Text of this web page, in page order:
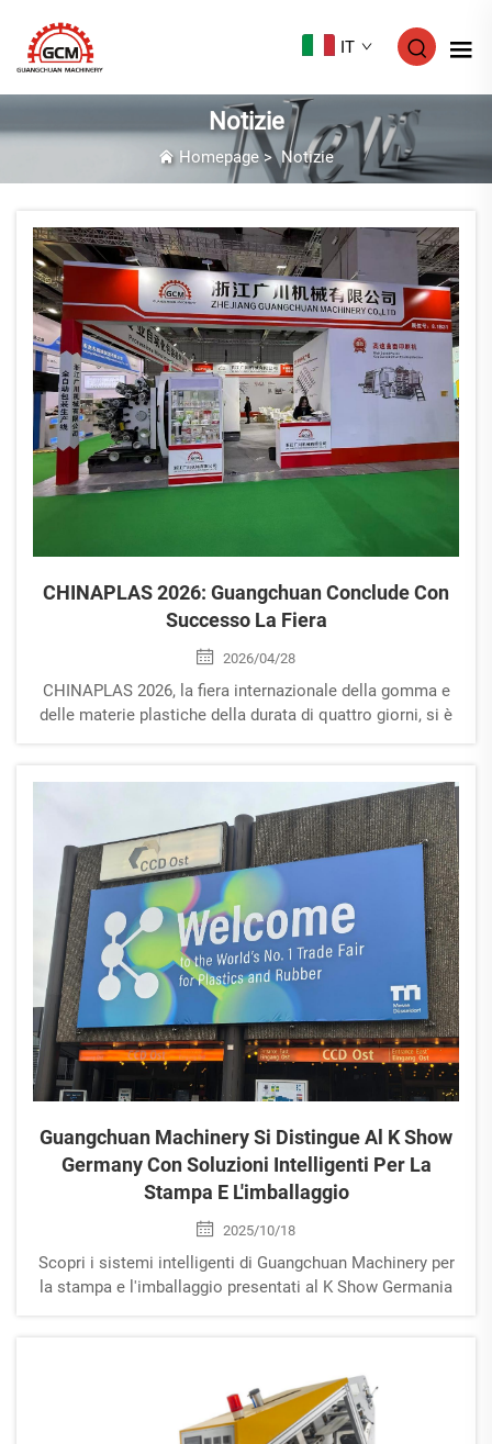
IT
Notizie
Homepage> Notizie
CHINAPLAS 2026: Guangchuan Conclude Con
Successo La Fiera
2026/04/28
CHINAPLAS 2026, la fiera internazionale della gomma e
delle materie plastiche della durata di quattro giorni, si è
e a livello globale, questa edizione si è concentrata su
quattro temi fondamentali: ...
Guangchuan Machinery Si Distingue Al K Show
Germany Con Soluzioni Intelligenti Per La
Stampa E L'imballaggio
2025/10/18
Scopri i sistemi intelligenti di Guangchuan Machinery per
la stampa e l'imballaggio presentati al K Show Germania